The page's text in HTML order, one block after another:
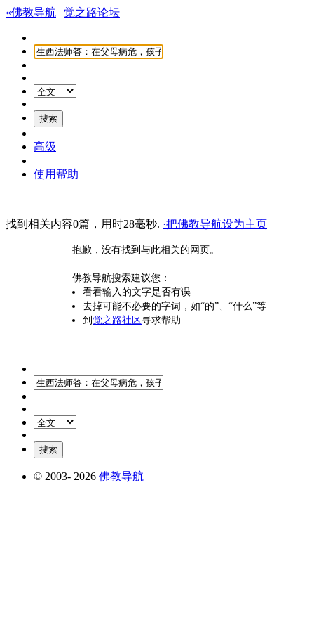
«佛教导航 | 觉之路论坛
高级
使用帮助
找到相关内容0篇，用时28毫秒. ·把佛教导航设为主页
抱歉，没有找到与此相关的网页。
佛教导航搜索建议您：
看看输入的文字是否有误
去掉可能不必要的字词，如“的”、“什么”等
到 觉之路社区寻求帮助
© 2003- 2026 佛教导航